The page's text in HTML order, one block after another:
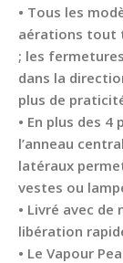
• Tous les
aérations tout
; les
dans la
plus de
• En plus des
l’anneau
latéraux
vestes ou
• Livré avec
libération
• Le Vapour